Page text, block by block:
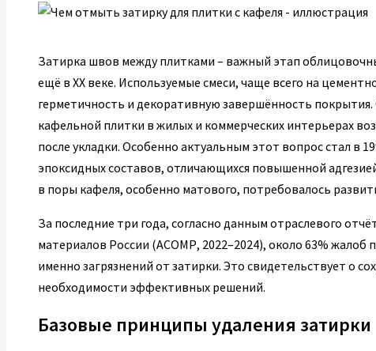
Затирка швов между плитками – важный этап
ещё в XX веке. Используемые смеси, чаще всего на
герметичность и декоративную завершённость
кафельной плитки в жилых и коммерческих интерьерах
после укладки. Особенно актуальным этот вопрос стал в
эпоксидных составов, отличающихся повышенной
в поры кафеля, особенно матового, потребовалось
За последние три года, согласно данным отраслевого
материалов России (АСОМР, 2022–2024), около 63% жалоб
именно загрязнений от затирки. Это свидетельствует о
необходимости эффективных решений.
Базовые принципы удаления затирки